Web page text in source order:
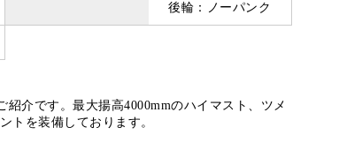
後輪：ノーパンク
紹介です。最大揚高4000mmのハイマスト、ツメ
トを装備しております。